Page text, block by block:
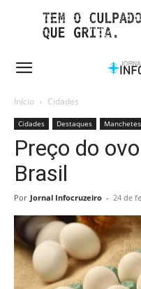
Início Cidades
Cidades Destaques Manchetes
Preço do
Brasil
Por Jornal Infocruzeiro - 24 de